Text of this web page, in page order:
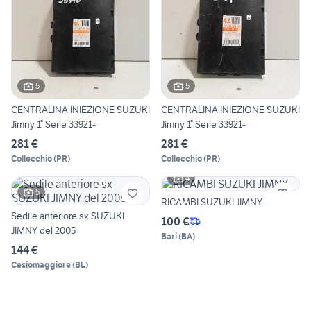
5
CENTRALINA INIEZIONE SUZUKI
Jimny 1° Serie 33921-
281 €
Collecchio(PR)
5
CENTRALINA INIEZIONE SUZUKI
Jimny 1° Serie 33921-
281 €
Collecchio(PR)
5
Sedile anteriore sx SUZUKI
JIMNY del 2005
144 €
Cesiomaggiore(BL)
4
RICAMBI SUZUKI JIMNY
100 €
Bari(BA)